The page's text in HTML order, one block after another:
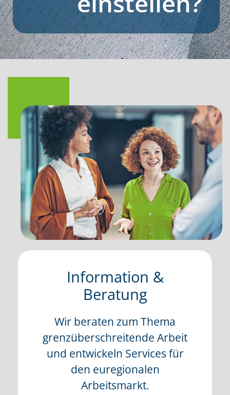
Information &
Beratung
Wir beraten zum Thema
grenzüberschreitende Arbeit
und entwickeln Services für
den euregionalen
Arbeitsmarkt.